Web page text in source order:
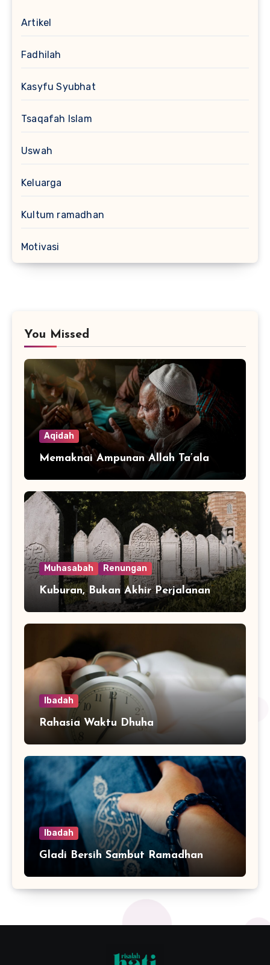
Artikel
Fadhilah
Kasyfu Syubhat
Tsaqafah Islam
Uswah
Keluarga
Kultum ramadhan
Motivasi
You Missed
Aqidah
Memaknai Ampunan Allah Ta’ala
Muhasabah Renungan
Kuburan, Bukan Akhir Perjalanan
Ibadah
Rahasia Waktu Dhuha
Ibadah
Gladi Bersih Sambut Ramadhan